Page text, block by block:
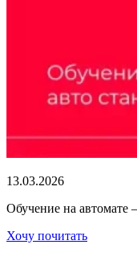
13.03.2026
Обучение на автомате
Хочу почитать